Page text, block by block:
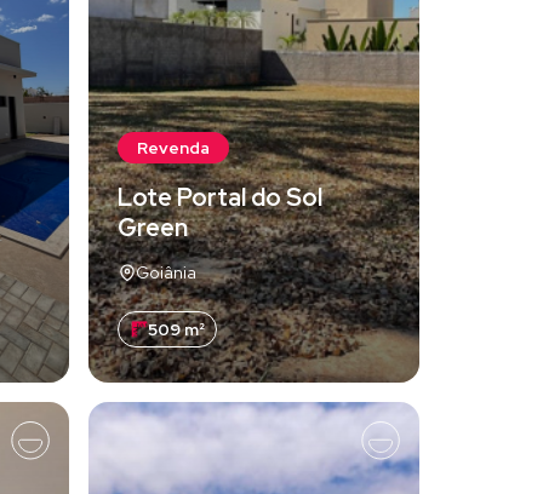
Revenda
Lote Portal do Sol
Green
Goiânia
509 m²